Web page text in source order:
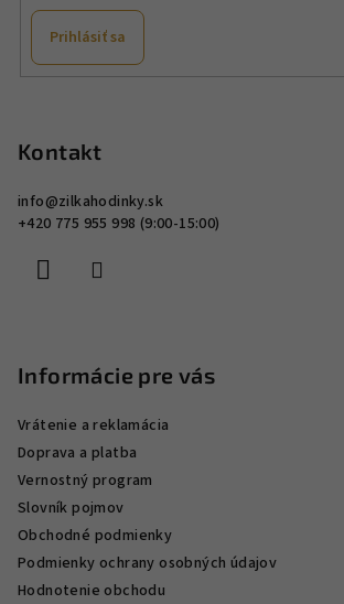
p
Prihlásiť sa
Kontakt
info@zilkahodinky.sk
+420 775 955 998 (9:00-15:00)
Informácie pre vás
Vrátenie a reklamácia
Doprava a platba
Vernostný program
Slovník pojmov
Obchodné podmienky
Podmienky ochrany osobných údajov
Hodnotenie obchodu